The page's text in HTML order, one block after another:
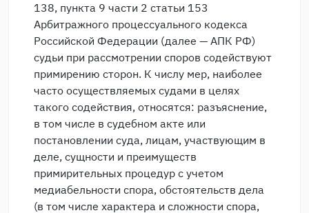
138, пункта 9 части 2 статьи 153
Арбитражного процессуального кодекса
Российской Федерации (далее — АПК РФ)
судьи при рассмотрении споров содействуют
примирению сторон. К числу мер, наиболее
часто осуществляемых судами в целях
такого содействия, относятся: разъяснение,
в том числе в судебном акте или
постановлении суда, лицам, участвующим в
деле, сущности и преимуществ
примирительных процедур с учетом
медиабельности спора, обстоятельств дела
(в том числе характера и сложности спора,